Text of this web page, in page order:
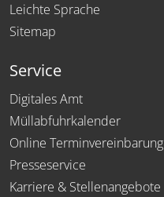
Leichte Sprache
Sitemap
Service
Digitales Amt
Müllabfuhrkalender
Online Terminvereinbarung
Presseservice
Karriere & Stellenangebote